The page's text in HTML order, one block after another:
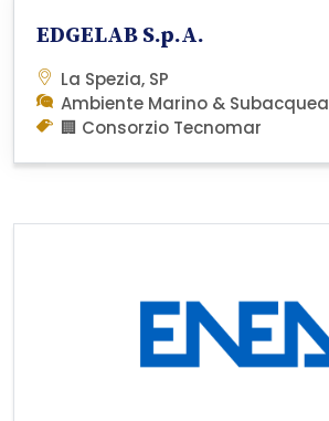
EDGELAB S.p.A.
La Spezia, SP
Ambiente Marino & Subacquea
🏢 Consorzio Tecnomar